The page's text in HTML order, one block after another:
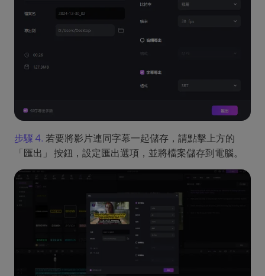
步驟 4. 若要將影片連同字幕一起儲存，請點擊上方的
「匯出」 按鈕，設定匯出選項，並將檔案儲存到電腦。